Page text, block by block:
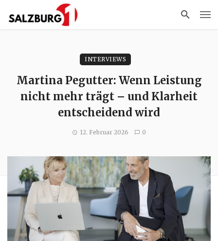
INTERVIEWS
Martina Pegutter: Wenn Leistung
nicht mehr trägt – und Klarheit
entscheidend wird
12. Februar 2026 0